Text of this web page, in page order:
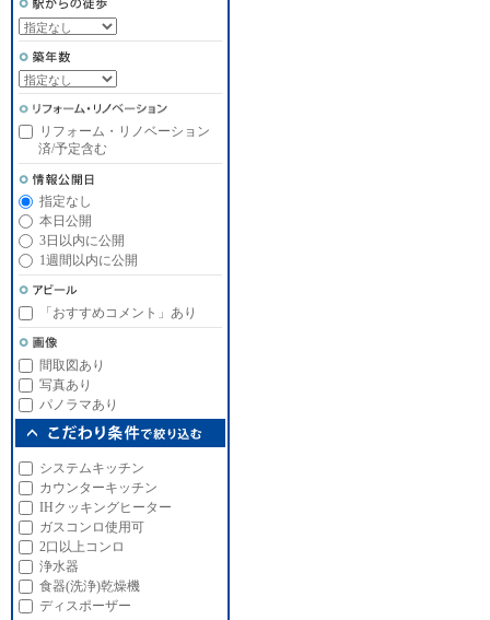
リフォーム・リノベーション
済/予定含む
指定なし
本日公開
3日以内に公開
1週間以内に公開
「おすすめコメント」あり
間取図あり
写真あり
パノラマあり
システムキッチン
カウンターキッチン
IHクッキングヒーター
ガスコンロ使用可
2口以上コンロ
浄水器
食器(洗浄)乾燥機
ディスポーザー